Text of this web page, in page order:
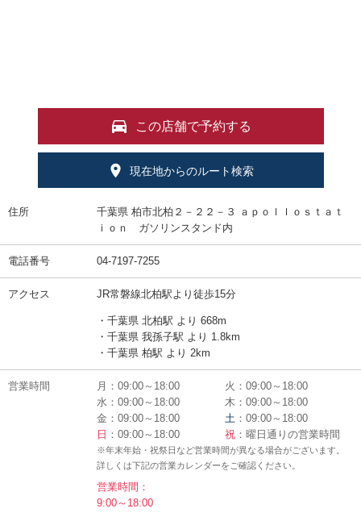
この店舗で予約する
現在地からのルート検索
住所
千葉県 柏市北柏２－２２－３ ａｐｏｌｌｏｓｔａｔ
ｉｏｎ ガソリンスタンド内
電話番号 04-7197-7255
アクセス JR常磐線北柏駅より徒歩15分
・千葉県 北柏駅 より 668m
・千葉県 我孫子駅 より 1.8km
・千葉県 柏駅 より 2km
営業時間 月：09:00～18:00
火：09:00～18:00
水：09:00～18:00
木：09:00～18:00
金：09:00～18:00
土 ：09:00～18:00
日 ：09:00～18:00 祝 ：曜日通りの営業時間
※年末年始・祝祭日など営業時間が異なる場合がございます。
詳しくは下記の営業カレンダーをご確認ください。
営業時間：
9:00～18:00